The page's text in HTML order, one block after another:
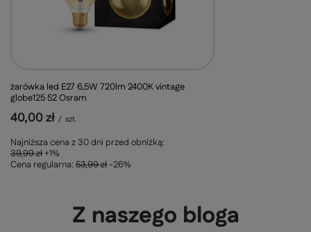
żarówka led E27 6,5W 720lm 2400K vintage
globe125 52 Osram
40,00 zł / szt.
Najniższa cena z 30 dni przed obniżką:
39,99 zł+1%
Cena regularna: 53,99 zł-26%
Z naszego bloga